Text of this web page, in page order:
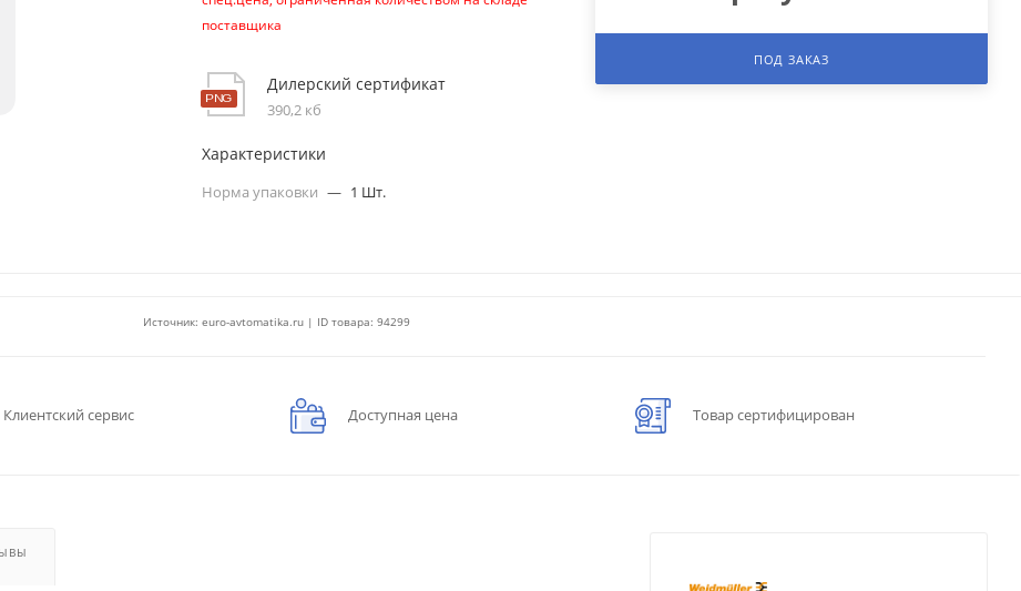
поставщика
Дилерский сертификат
390,2 кб
Характеристики
Норма упаковки — 1 Шт.
ПОД ЗАКАЗ
Источник: euro-avtomatika.ru | ID товара: 94299
Клиентский сервис Доступная цена Товар сертифицирован